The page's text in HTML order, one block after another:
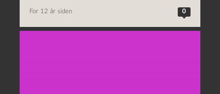
For 12 år siden 0